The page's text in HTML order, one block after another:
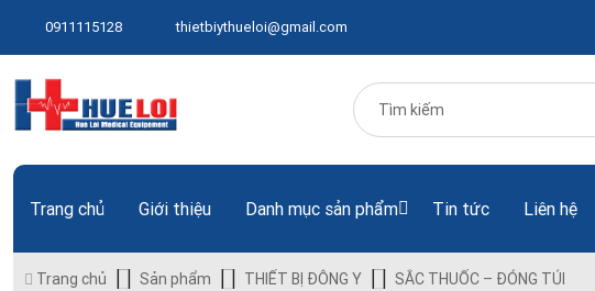
0911115128 thietbiythueloi@gmail.com
Trang chủ Giới thiệu Danh mục sản phẩm Tin tức Liên hệ
Trang chủ Sản phẩm THIẾT BỊ ĐÔNG Y SẮC THUỐC – ĐÓNG TÚI